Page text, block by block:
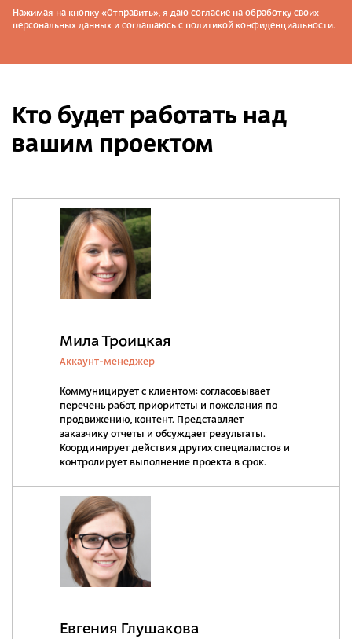
Нажимая на кнопку «Отправить», я даю согласие на обработку своих
персональных данных и соглашаюсь с политикой конфиденциальности.
Кто будет работать над
вашим проектом
Мила Троицкая
Аккаунт-менеджер
Коммуницирует с клиентом: согласовывает
перечень работ, приоритеты и пожелания по
продвижению, контент. Представляет
заказчику отчеты и обсуждает результаты.
Координирует действия других специалистов и
контролирует выполнение проекта в срок.
Евгения Глушакова